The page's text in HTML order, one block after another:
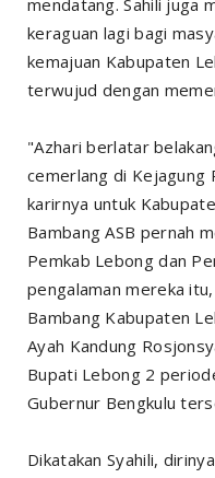
keraguan lagi bagi
kemajuan Kabupaten
terwujud dengan
"Azhari berlatar
cemerlang di Kejagung
karirnya untuk
Bambang ASB pernah
Pemkab Lebong dan
pengalaman mereka
Bambang Kabupaten
Ayah Kandung
Bupati Lebong 2
Gubernur Bengkulu
Dikatakan Syahili,